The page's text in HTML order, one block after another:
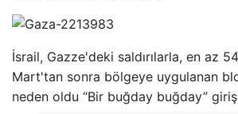
İsrail, Gazze'deki saldırılarla, en az
Mart'tan sonra bölgeye uygulanan
neden oldu “Bir buğday buğday”